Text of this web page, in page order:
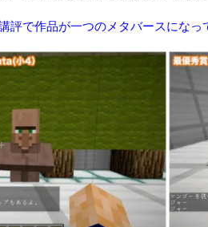
評で作品が一つのメタバースになっ